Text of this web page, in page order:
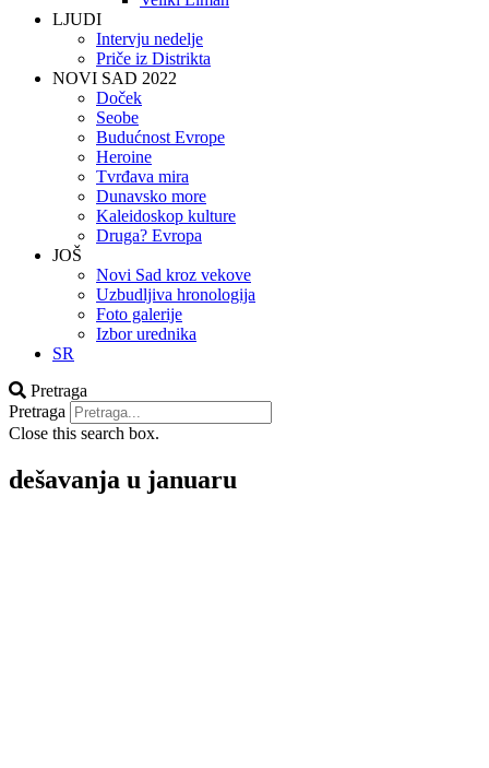
LJUDI
Intervju nedelje
Priče iz Distrikta
NOVI SAD 2022
Doček
Seobe
Budućnost Evrope
Heroine
Tvrđava mira
Dunavsko more
Kaleidoskop kulture
Druga? Evropa
JOŠ
Novi Sad kroz vekove
Uzbudljiva hronologija
Foto galerije
Izbor urednika
SR
Pretraga
Pretraga
Close this search box.
dešavanja u januaru